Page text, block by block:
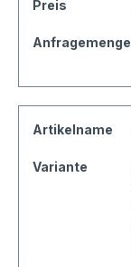
Preis
Anfragemenge
Artikelname
Variante